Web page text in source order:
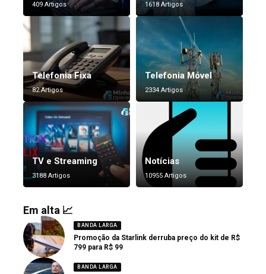
409 Artigos 1618 Artigos
Telefonia Fixa
82 Artigos
Telefonia Móvel
2334 Artigos
TV e Streaming
3188 Artigos
Notícias
10955 Artigos
Em alta 📈
BANDA LARGA
Promoção da Starlink derruba preço do kit de R$
799 para R$ 99
BANDA LARGA